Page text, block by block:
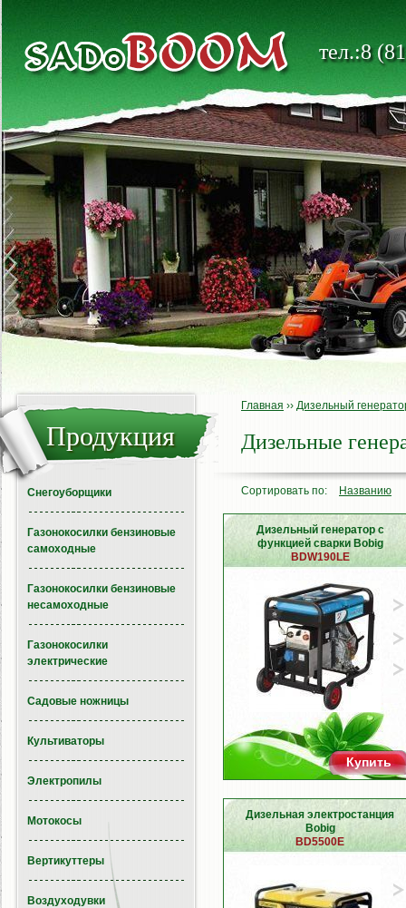
тел.:8
Главная ›› Дизельный
Дизельные
Сортировать по: Названию
Дизельный генератор с
функцией сварки Bobig
BDW190LE
Купить
Дизельная электростанция
Bobig
BD5500E
Продукция
Снегоуборщики
Газонокосилки бензиновые
самоходные
Газонокосилки бензиновые
несамоходные
Газонокосилки
электрические
Садовые ножницы
Культиваторы
Электропилы
Мотокосы
Вертикуттеры
Воздуходувки